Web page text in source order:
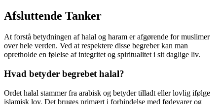
Afsluttende Tanker
At forstå betydningen af halal og haram er afgørende for muslimer
over hele verden. Ved at respektere disse begreber kan man
opretholde en følelse af integritet og spiritualitet i sit daglige liv.
Hvad betyder begrebet halal?
Ordet halal stammer fra arabisk og betyder tilladt eller lovlig ifølge
islamisk lov. Det bruges primært i forbindelse med fødevarer og